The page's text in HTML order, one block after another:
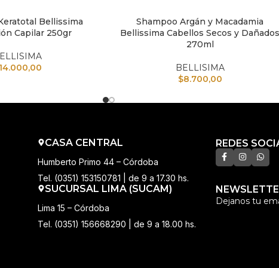
Bellissima
Capilar 250gr
AÑADIR AL CARRITO
Shampoo Argán y Macadamia
Bellissima Cabellos Secos y Dañados
270ml
BELLISIMA
$8.700,00
CASA CENTRAL
Humberto Primo 44 – Córdoba
Tel. (0351) 153150781 | de 9 a 17.30 hs.
SUCURSAL LIMA (SUCAM)
Lima 15 – Córdoba
Tel. (0351) 156668290 | de 9 a 18.00 hs.
REDES
Dejanos tu